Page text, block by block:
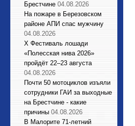
Брестчине 04.08.2026
На пожаре в Березовском
районе АПИ спас мужчину
04.08.2026
X Фестиваль лошади
«Полесская нива 2026»
пройдёт 22–23 августа
04.08.2026
Почти 50 мотоциклов изъяли
сотрудники ГАИ за выходные
на Брестчине - какие
причины 04.08.2026
В Малорите 71-летний